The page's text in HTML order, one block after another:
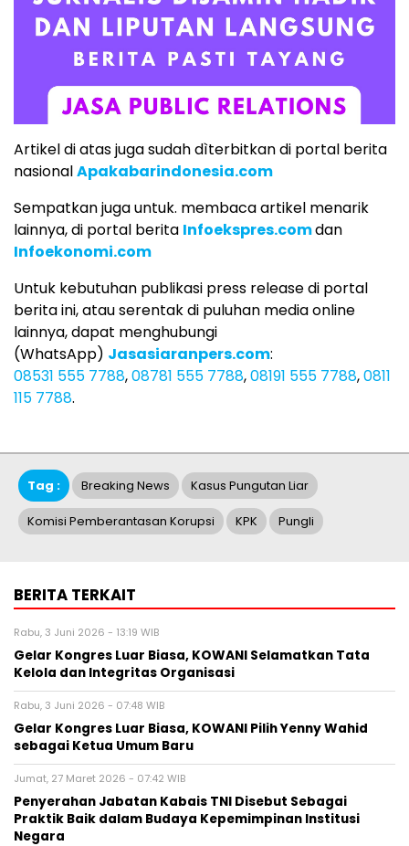
Artikel di atas juga sudah dìterbitkan di portal berita
nasionalApakabarindonesia.com
Sempatkan juga untuk. membaca artikel menarik
lainnya, di portal berita Infoekspres.comdan
Infoekonomi.com
Untuk kebutuhan publikasi press release di portal
berita ini, atau serentak di puluhan media online
lainnya, dapat menghubungi
(WhatsApp) Jasasiaranpers.com:
08531 555 7788,08781 555 7788,08191 555 7788,0811
115 7788.
Tag : Breaking News Kasus Pungutan Liar
Komisi Pemberantasan Korupsi KPK Pungli
BERITA TERKAIT
Rabu, 3 Juni 2026 - 13:19 WIB
Gelar Kongres Luar Biasa, KOWANI Selamatkan Tata
Kelola dan Integritas Organisasi
Rabu, 3 Juni 2026 - 07:48 WIB
Gelar Kongres Luar Biasa, KOWANI Pilih Yenny Wahid
sebagai Ketua Umum Baru
Jumat, 27 Maret 2026 - 07:42 WIB
Penyerahan Jabatan Kabais TNI Disebut Sebagai
Praktik Baik dalam Budaya Kepemimpinan Institusi
Negara